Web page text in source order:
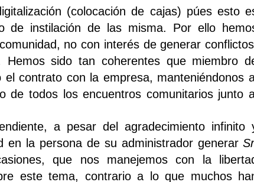
(colocación de cajas) púes esto
de instilación de las misma. Por ello
no con interés de generar
sido tan coherentes que miembro
contrato con la empresa, manteniéndonos
de todos los encuentros comunitarios junto
a pesar del agradecimiento infinito
en la persona de su administrador generar
que nos manejemos con la
este tema, contrario a lo que muchos